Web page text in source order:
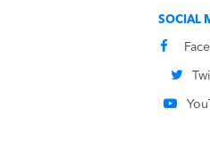
SOCIAL